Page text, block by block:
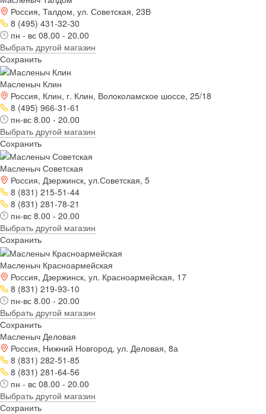
Россия, Талдом, ул. Советская, 23В
8 (495) 431-32-30
пн - вс 08.00 - 20.00
Выбрать другой магазин
Сохранить
Масленыч Клин
Россия, Клин, г. Клин, Волоколамское шоссе, 25/18
8 (495) 966-31-61
пн-вс 8.00 - 20.00
Выбрать другой магазин
Сохранить
Масленыч Советская
Россия, Дзержинск, ул.Советская, 5
8 (831) 215-51-44
8 (831) 281-78-21
пн-вс 8.00 - 20.00
Выбрать другой магазин
Сохранить
Масленыч Красноармейская
Россия, Дзержинск, ул. Красноармейская, 17
8 (831) 219-93-10
пн-вс 8.00 - 20.00
Выбрать другой магазин
Сохранить
Масленыч Деловая
Россия, Нижний Новгород, ул. Деловая, 8а
8 (831) 282-51-85
8 (831) 281-64-56
пн - вс 08.00 - 20.00
Выбрать другой магазин
Сохранить